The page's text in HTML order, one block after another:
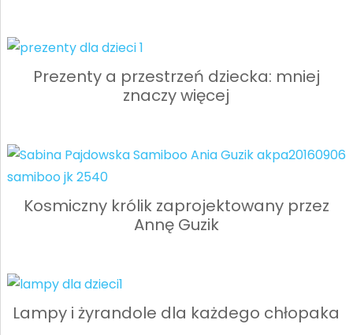
Prezenty a przestrzeń dziecka: mniej
znaczy więcej
Kosmiczny królik zaprojektowany przez
Annę Guzik
Lampy i żyrandole dla każdego chłopaka